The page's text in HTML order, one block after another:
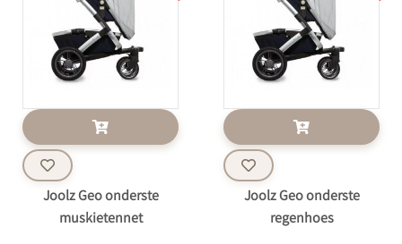
Joolz Geo onderste
muskietennet
Joolz Geo onderste
regenhoes